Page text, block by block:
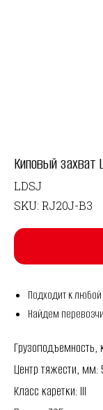
Киповый захват
LDSJ
SKU: RJ20J-B3
Подходит к
Найдем
Грузоподъемность,
Центр тяжести, мм:
Класс каретки: III